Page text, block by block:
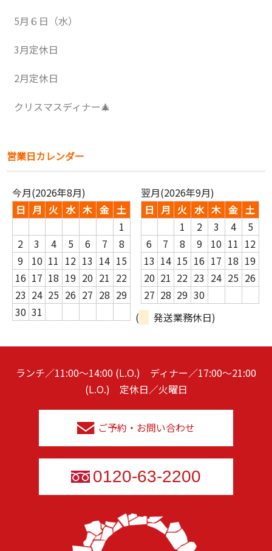
5月６日（水）
3月定休日
2月定休日
クリスマスディナー🎄
営業日カレンダー
今月(2026年8月)
日 月 火 水 木 金 土
1
2
3 4 5 6 7
8
9
10 11 12 13 14 15
16 17 18 19 20 21 22
23 24 25 26 27 28 29
30 31
翌月(2026年9月)
日 月 火 水 木 金 土
1
2 3 4
5
6
7 8 9 10 11 12
13 14 15 16 17 18 19
20 21 22 23 24 25 26
27 28 29 30
(
発送業務休日)
ランチ／11:00～14:00 (L.O.) ディナー／17:00～21:00
(L.O.) 定休日／火曜日
ご予約・お問い合わせ
0120-63-2200